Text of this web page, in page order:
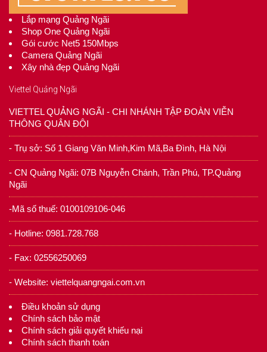
Lắp mạng Quảng Ngãi
Shop One Quảng Ngãi
Gói cước Net5 150Mbps
Camera Quảng Ngãi
Xây nhà đẹp Quảng Ngãi
Viettel Quảng Ngãi
VIETTEL QUẢNG NGÃI - CHI NHÁNH TẬP ĐOÀN VIỄN
THÔNG QUÂN ĐỘI
- Trụ sở: Số 1 Giang Văn Minh,Kim Mã,Ba Đình, Hà Nội
- CN Quảng Ngãi: 07B Nguyễn Chánh, Trần Phú, TP.Quảng
Ngãi
-Mã số thuế: 0100109106-046
- Hotline: 0981.728.768
- Fax: 02556250069
- Website: viettelquangngai.com.vn
Điều khoản sử dụng
Chính sách bảo mật
Chính sách giải quyết khiếu nại
Chính sách thanh toán